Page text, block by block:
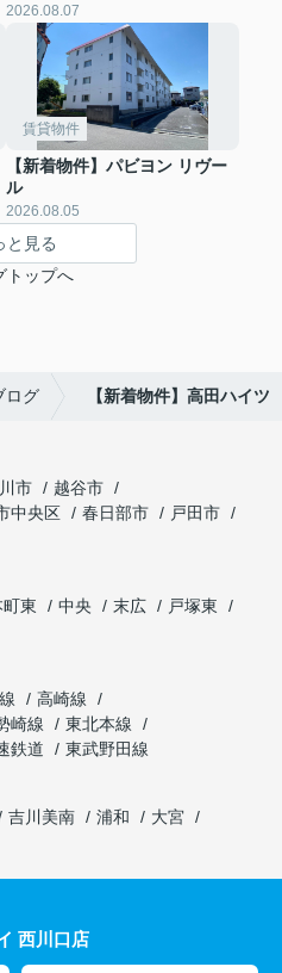
2026.08.07
賃貸物件
【新着物件】パビヨン リヴー
ル
2026.08.05
と見る
トップへ
ログ 【新着物件】高田ハイツ
市
越谷市
中央区 春日部市
戸田市
町東 中央 末広
戸塚東
高崎線
崎線
東北本線
鉄道
東武野田線
吉川美南 浦和
大宮
西川口店